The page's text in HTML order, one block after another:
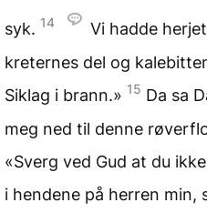
syk. 14
Vi hadde
kreternes del og
Siklag i brann.» 15 Da sa
meg ned til denne
«Sverg ved Gud at du
i hendene på herren min,